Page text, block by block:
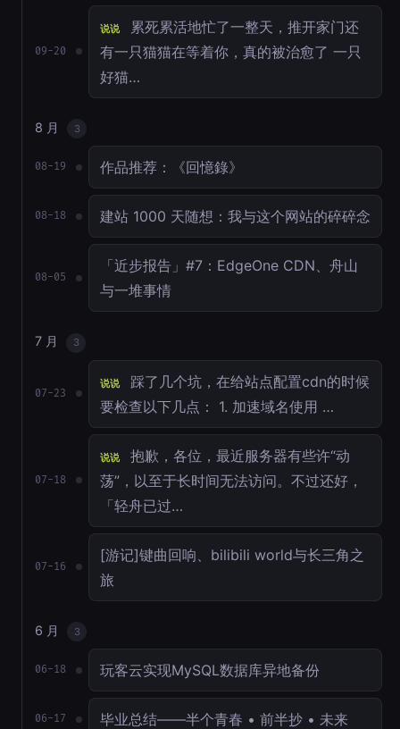
09-20
说说
累死累活地忙了一整天，推开家门还
有一只猫猫在等着你，真的被治愈了 一只
好猫…
8 月 3
08-19 作品推荐：《回憶錄》
08-18 建站 1000 天随想：我与这个网站的碎碎念
08-05
「近步报告」#7：EdgeOne CDN、舟山
与一堆事情
7 月 3
07-23
说说
踩了几个坑，在给站点配置cdn的时候
要检查以下几点： 1. 加速域名使用 …
07-18
说说
抱歉，各位，最近服务器有些许“动
荡”，以至于长时间无法访问。不过还好，
「轻舟已过…
07-16
[游记]键曲回响、bilibili world与长三角之
旅
6 月 3
06-18 玩客云实现MySQL数据库异地备份
06-17 毕业总结——半个青春 • 前半抄 • 未来